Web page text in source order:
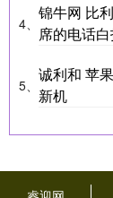
4、
锦牛网 比
席的电话白
5、
诚利和 苹
新机